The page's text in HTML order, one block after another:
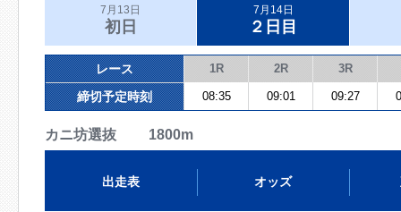
7月13日
初日
7月14日
２日目
レース 1R 2R 3R
締切予定時刻 08:35 09:01 09:27
カニ坊選抜 1800m
出走表 オッズ